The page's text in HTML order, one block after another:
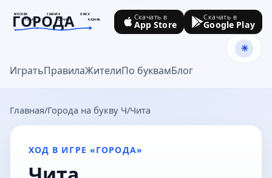
МОСКВА САМАРА
ОМСК
ТУЛА
СОЧИ КАЗАНЬ
ГОРОДА
goroda-na.ru
ИгратьПравилаЖителиПо буквамБлог
Скачать в
App Store
Скачать в
Google Play
Главная Города на букву Ч Чита
ХОД В ИГРЕ «ГОРОДА»